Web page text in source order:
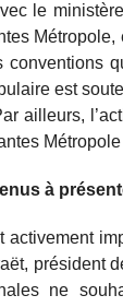
le
est
ailleurs,
à
activement
président
ne